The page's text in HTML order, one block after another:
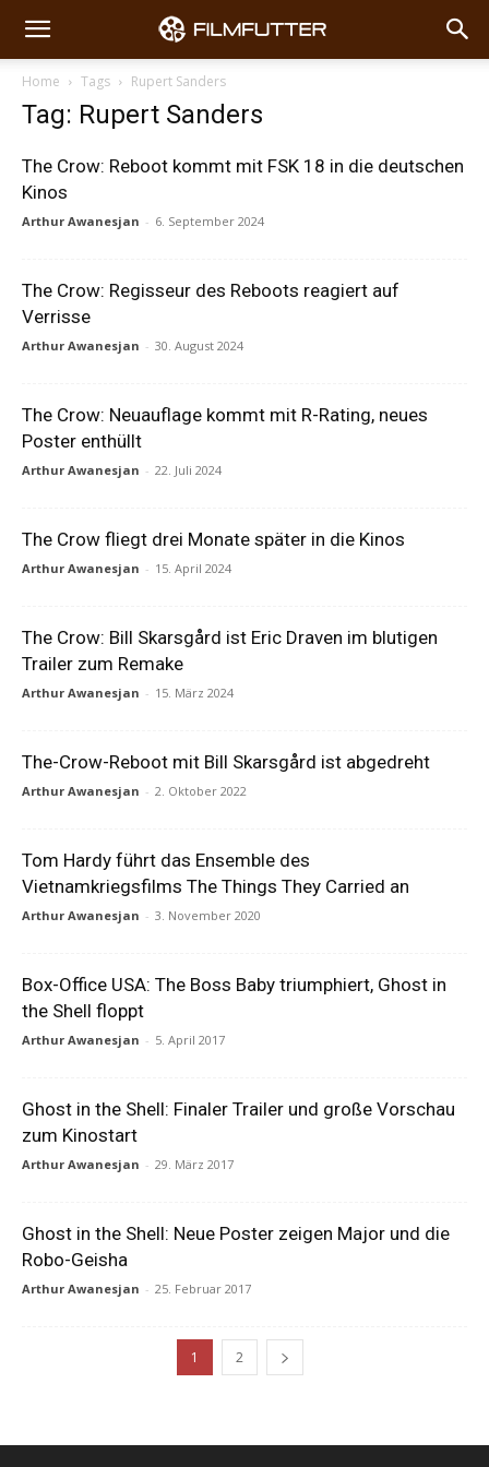
Home Tags Rupert Sanders
Tag: Rupert Sanders
The Crow: Reboot kommt mit FSK 18 in die deutschen
Kinos
Arthur Awanesjan - 6. September 2024
The Crow: Regisseur des Reboots reagiert auf
Verrisse
Arthur Awanesjan - 30. August 2024
The Crow: Neuauflage kommt mit R-Rating, neues
Poster enthüllt
Arthur Awanesjan - 22. Juli 2024
The Crow fliegt drei Monate später in die Kinos
Arthur Awanesjan - 15. April 2024
The Crow: Bill Skarsgård ist Eric Draven im blutigen
Trailer zum Remake
Arthur Awanesjan - 15. März 2024
The-Crow-Reboot mit Bill Skarsgård ist abgedreht
Arthur Awanesjan - 2. Oktober 2022
Tom Hardy führt das Ensemble des
Vietnamkriegsfilms The Things They Carried an
Arthur Awanesjan - 3. November 2020
Box-Office USA: The Boss Baby triumphiert, Ghost in
the Shell floppt
Arthur Awanesjan - 5. April 2017
Ghost in the Shell: Finaler Trailer und große Vorschau
zum Kinostart
Arthur Awanesjan - 29. März 2017
Ghost in the Shell: Neue Poster zeigen Major und die
Robo-Geisha
Arthur Awanesjan - 25. Februar 2017
1 2